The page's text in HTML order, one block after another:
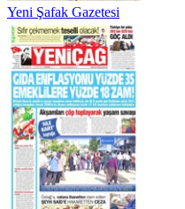
Yeni Şafak Gazetesi